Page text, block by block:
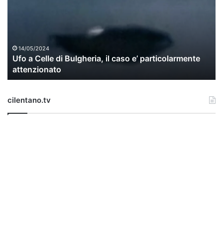
i
u
l
14/05/2024
Ufo a Celle di Bulgheria, il caso e’ particolarmente
attenzionato
cilentano.tv